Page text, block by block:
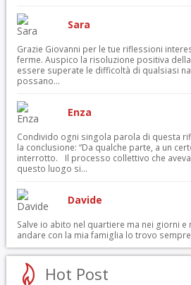
Sara
Grazie Giovanni per le tue riflessioni
ferme. Auspico la risoluzione positiva
essere superate le difficoltà di qualsiasi
possano...
Enza
Condivido ogni singola parola di questa
la conclusione: “Da qualche parte, a un
interrotto. Il processo collettivo che
questo luogo si...
Davide
Salve io abito nel quartiere ma nei giorni
andare con la mia famiglia lo trovo
Hot Post